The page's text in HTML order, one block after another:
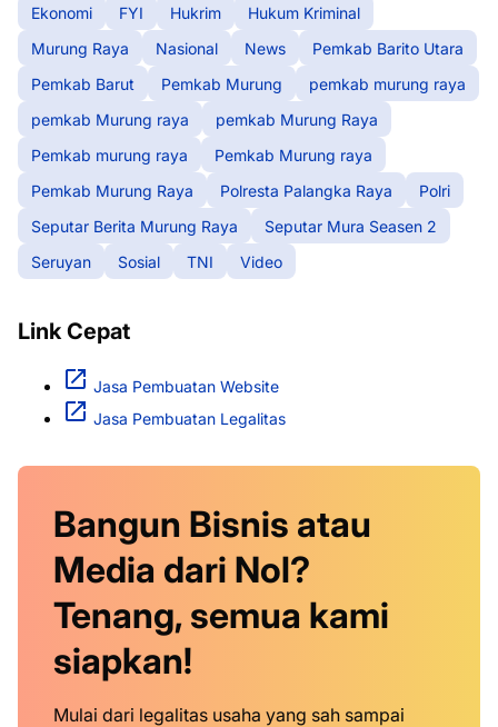
Ekonomi
FYI Hukrim
Hukum Kriminal
Murung Raya
Nasional News
Pemkab Barito Utara
Pemkab Barut
Pemkab Murung
pemkab murung raya
pemkab Murung raya
pemkab Murung Raya
Pemkab murung raya
Pemkab Murung raya
Pemkab Murung Raya
Polresta Palangka Raya
Polri
Seputar Berita Murung Raya
Seputar Mura Seasen 2
Seruyan
Sosial TNI Video
Link Cepat
Jasa Pembuatan Website
Jasa Pembuatan Legalitas
Bangun Bisnis atau
Media dari Nol?
Tenang, semua kami
siapkan!
Mulai dari legalitas usaha yang sah sampai